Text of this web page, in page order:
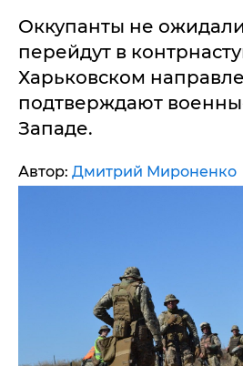
Оккупанты не
перейдут в
Харьковском
подтверждают
Западе.
Автор: Дмитрий Мироненко